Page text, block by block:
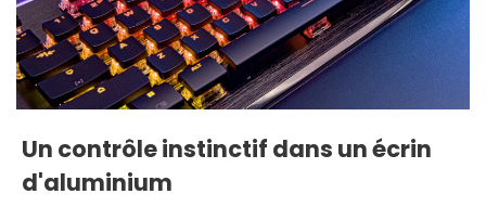
Un contrôle instinctif dans un écrin
d'aluminium